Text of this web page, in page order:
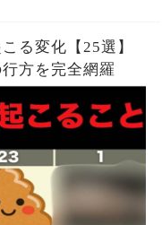
る変化【25選】
方を完全網羅